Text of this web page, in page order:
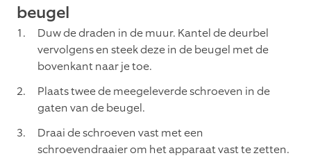
beugel
Duw de draden in de muur. Kantel de deurbel
vervolgens en steek deze in de beugel met de
bovenkant naar je toe.
Plaats twee de meegeleverde schroeven in de
gaten van de beugel.
Draai de schroeven vast met een
schroevendraaier om het apparaat vast te zetten.